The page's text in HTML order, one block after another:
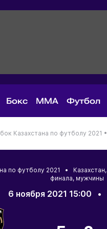
Бокс MMA Футбол
Казахстана по футболу 2021 •
по футболу 2021 • Казахстан,
финала, мужчины
6 ноября 2021 15:00 •